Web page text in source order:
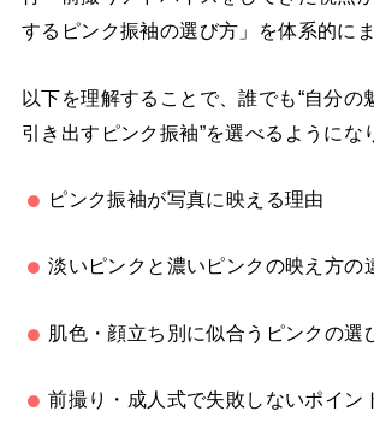
するピンク振袖の選び方」を体系的に
以下を理解することで、誰でも“自分の
引き出すピンク振袖”を選べるようにな
ピンク振袖が写真に映える理由
淡いピンクと濃いピンクの映え方の
肌色・顔立ち別に似合うピンクの選
前撮り・成人式で失敗しないポイン